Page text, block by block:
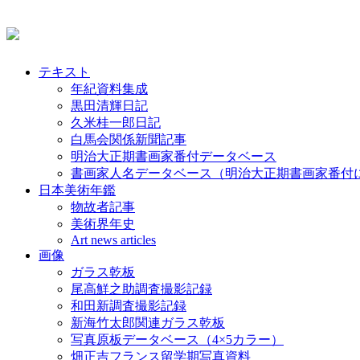
テキスト
年紀資料集成
黒田清輝日記
久米桂一郎日記
白馬会関係新聞記事
明治大正期書画家番付データベース
書画家人名データベース（明治大正期書画家番付
日本美術年鑑
物故者記事
美術界年史
Art news articles
画像
ガラス乾板
尾高鮮之助調査撮影記録
和田新調査撮影記録
新海竹太郎関連ガラス乾板
写真原板データベース（4×5カラー）
畑正吉フランス留学期写真資料